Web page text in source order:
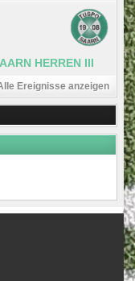
HERREN III
Ereignisse anzeigen